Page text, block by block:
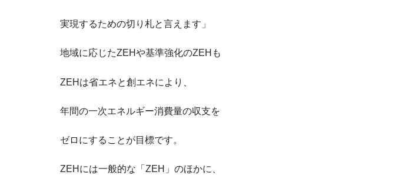
実現するための切り札と言えます」
地域に応じたZEHや基準強化のZEHも
ZEHは省エネと創エネにより、
年間の一次エネルギー消費量の収支を
ゼロにすることが目標です。
ZEHには一般的な「ZEH」のほかに、